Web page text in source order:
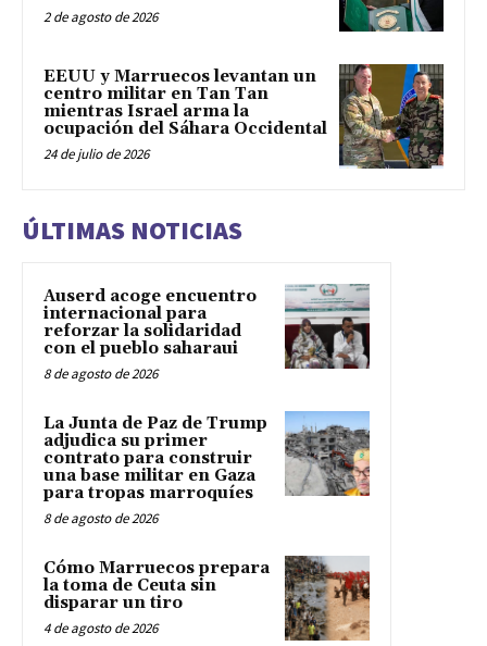
2 de agosto de 2026
EEUU y Marruecos levantan un
centro militar en Tan Tan
mientras Israel arma la
ocupación del Sáhara Occidental
24 de julio de 2026
ÚLTIMAS NOTICIAS
Auserd acoge encuentro
internacional para
reforzar la solidaridad
con el pueblo saharaui
8 de agosto de 2026
La Junta de Paz de Trump
adjudica su primer
contrato para construir
una base militar en Gaza
para tropas marroquíes
8 de agosto de 2026
Cómo Marruecos prepara
la toma de Ceuta sin
disparar un tiro
4 de agosto de 2026